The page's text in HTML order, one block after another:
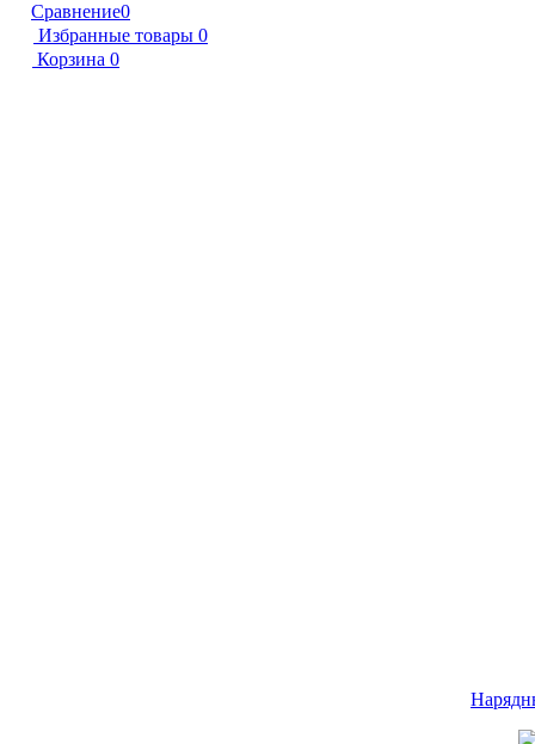
Сравнение0
Избранные товары 0
Корзина 0